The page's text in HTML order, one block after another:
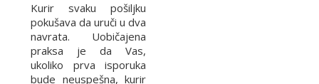
Kurir svaku pošiljku
pokušava da uruči u dva
navrata. Uobičajena
praksa je da Vas,
ukoliko prva isporuka
bude neuspešna, kurir